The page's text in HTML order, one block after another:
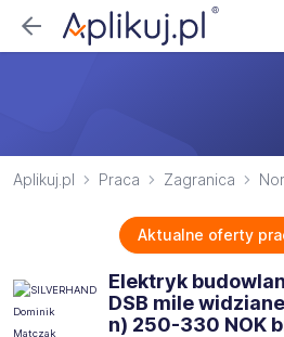
Aplikuj.pl Praca Zagranica
Aktualne oferty
Elektryk
DSB mile
n) 250-330 NOK